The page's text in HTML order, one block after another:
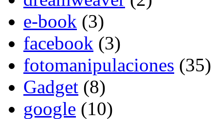
e-book (3)
facebook (3)
fotomanipulaciones (35)
Gadget (8)
google (10)